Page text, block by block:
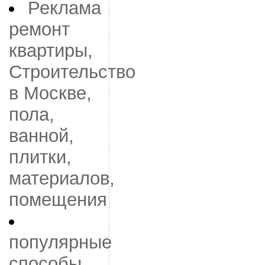
Реклама
ремонт
квартиры,
Строительство
в Москве,
пола,
ванной,
плитки,
материалов,
помещения
популярные